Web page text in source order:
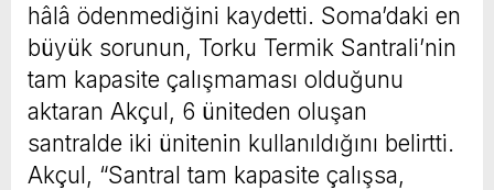
hâlâ ödenmediğini kaydetti. Soma’daki en
büyük sorunun, Torku Termik Santrali’nin
tam kapasite çalışmaması olduğunu
aktaran Akçul, 6 üniteden oluşan
santralde iki ünitenin kullanıldığını belirtti.
Akçul, “Santral tam kapasite çalışsa,